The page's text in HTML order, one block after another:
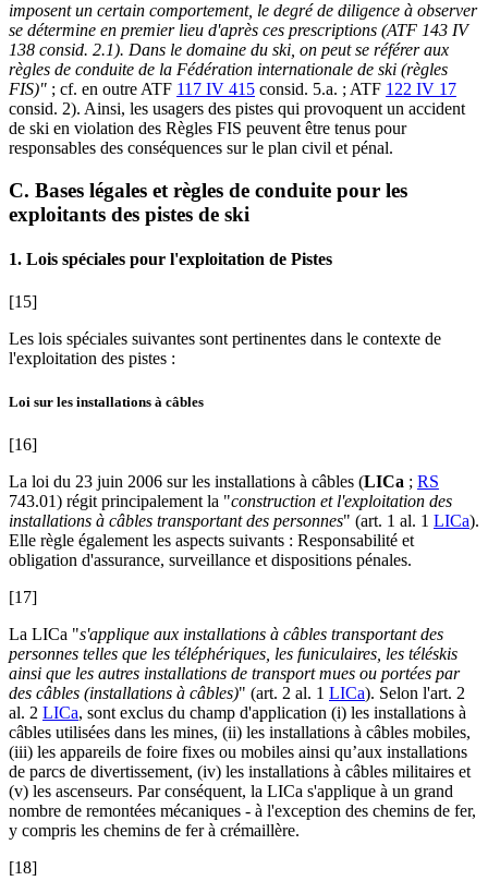
imposent un certain comportement, le degré de diligence à observer
se détermine en premier lieu d'après ces prescriptions (ATF 143 IV
138 consid. 2.1). Dans le domaine du ski, on peut se référer aux
règles de conduite de la Fédération internationale de ski (règles
FIS)" ; cf. en outre ATF 117 IV 415 consid. 5.a. ; ATF 122 IV 17
consid. 2). Ainsi, les usagers des pistes qui provoquent un accident
de ski en violation des Règles FIS peuvent être tenus pour
responsables des conséquences sur le plan civil et pénal.
C. Bases légales et règles de conduite pour les
exploitants des pistes de ski
1. Lois spéciales pour l'exploitation de Pistes
[15]
Les lois spéciales suivantes sont pertinentes dans le contexte de
l'exploitation des pistes :
Loi sur les installations à câbles
[16]
La loi du 23 juin 2006 sur les installations à câbles (LICa ; RS
743.01) régit principalement la "construction et l'exploitation des
installations à câbles transportant des personnes" (art. 1 al. 1 LICa).
Elle règle également les aspects suivants : Responsabilité et
obligation d'assurance, surveillance et dispositions pénales.
[17]
La LICa "s'applique aux installations à câbles transportant des
personnes telles que les téléphériques, les funiculaires, les téléskis
ainsi que les autres installations de transport mues ou portées par
des câbles (installations à câbles)" (art. 2 al. 1 LICa). Selon l'art. 2
al. 2 LICa, sont exclus du champ d'application (i) les installations à
câbles utilisées dans les mines, (ii) les installations à câbles mobiles,
(iii) les appareils de foire fixes ou mobiles ainsi qu’aux installations
de parcs de divertissement, (iv) les installations à câbles militaires et
(v) les ascenseurs. Par conséquent, la LICa s'applique à un grand
nombre de remontées mécaniques - à l'exception des chemins de fer,
y compris les chemins de fer à crémaillère.
[18]